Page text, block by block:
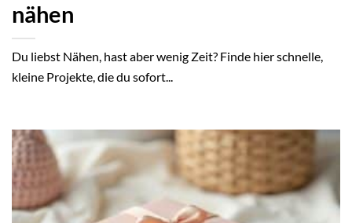
nähen
Du liebst Nähen, hast aber wenig Zeit? Finde hier schnelle,
kleine Projekte, die du sofort...